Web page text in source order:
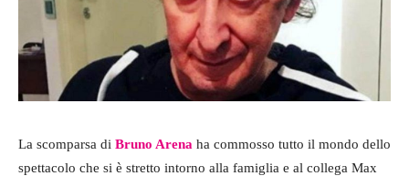
La scomparsa di Bruno Arena ha commosso tutto il mondo dello
spettacolo che si è stretto intorno alla famiglia e al collega Max